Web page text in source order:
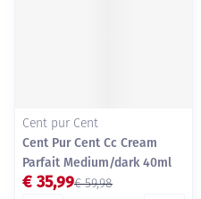
Cent pur Cent
Cent Pur Cent Cc Cream
Parfait Medium/dark 40ml
€ 59,98
€ 35,99